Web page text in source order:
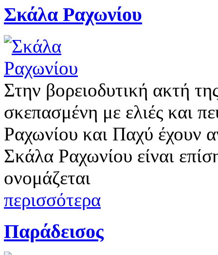
Σκάλα Ραχωνίου
Στην βορειοδυτική ακτή
σκεπασμένη με ελιές και
Ραχωνίου και Παχύ έχουν
Σκάλα Ραχωνίου είναι
ονομάζεται
περισσότερα
Παράδεισος